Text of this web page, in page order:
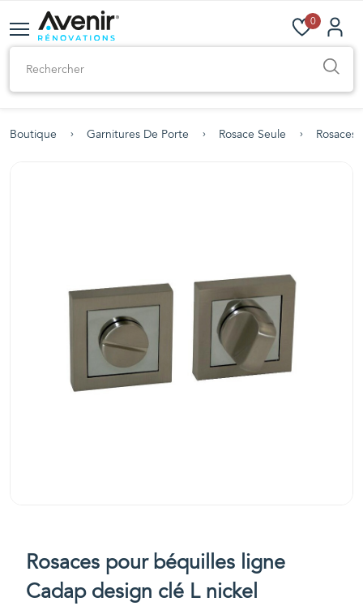
0
Boutique Garnitures De Porte Rosace Seule
Rosaces pour béquilles ligne
Cadap design clé L nickel